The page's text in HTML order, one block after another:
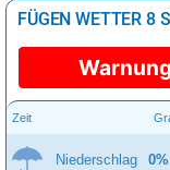
FÜGEN WETTER 8
Zeit
Niederschlag 0%